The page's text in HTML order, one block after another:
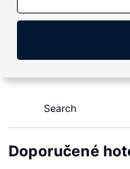
Search
Doporučené